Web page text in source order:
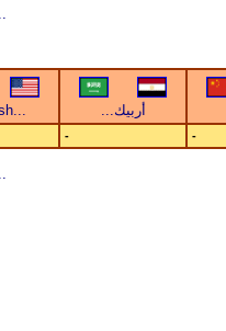
- -